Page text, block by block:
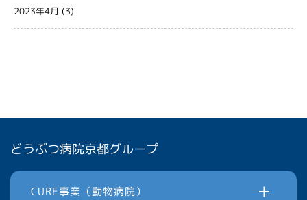
2023年4月 (3)
どうぶつ病院京都グループ
CURE事業（動物病院）